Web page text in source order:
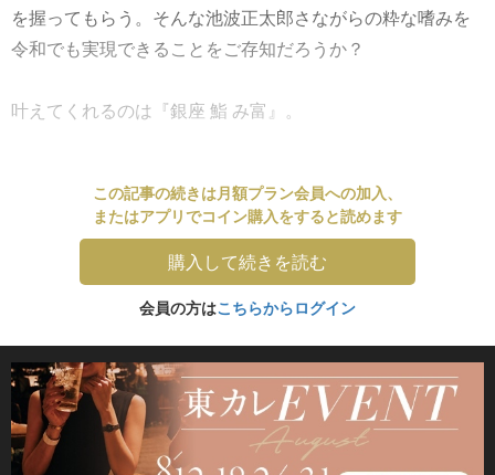
を握ってもらう。そんな池波正太郎さながらの粋な嗜みを
令和でも実現できることをご存知だろうか？
叶えてくれるのは『銀座 鮨 み富』。
この記事の続きは月額プラン会員への加入、
またはアプリでコイン購入をすると読めます
購入して続きを読む
会員の方はこちらからログイン